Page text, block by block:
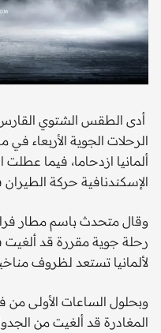
أدى الطقس الشتوي
الرحلات الجوية الأربعاء
ألمانيا ازدحاما، فيما عطلت
الإسكندنافية حركة
رحلة جوية مقررة قد ألغيت
لألمانيا تستعد لظروف
وبحلول الساعات الأولى من
المغادرة قد ألغيت من